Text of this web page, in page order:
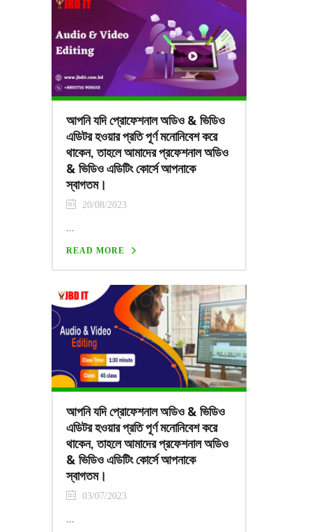
আপনি যদি প্রোফেশনাল অডিও & ভিডিও
এডিটর হওয়ার প্রতি পূর্ণ মনোনিবেশ করে
থাকেন, তাহলে আমাদের প্রফেশনাল অডিও
& ভিডিও এডিটিং কোর্সে আপনাকে
স্বাগতম।
20/08/2023
READ MORE
আপনি যদি প্রোফেশনাল অডিও & ভিডিও
এডিটর হওয়ার প্রতি পূর্ণ মনোনিবেশ করে
থাকেন, তাহলে আমাদের প্রফেশনাল অডিও
& ভিডিও এডিটিং কোর্সে আপনাকে
স্বাগতম।
03/07/2023